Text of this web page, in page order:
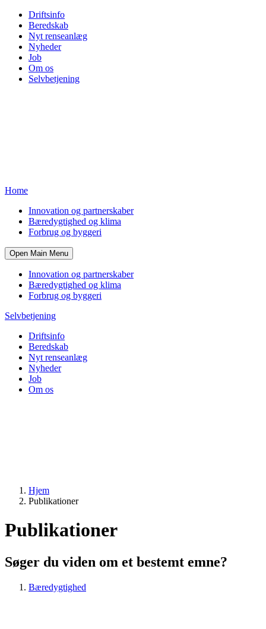
Driftsinfo
Beredskab
Nyt renseanlæg
Nyheder
Job
Om os
Selvbetjening
Home
Innovation og partnerskaber
Bæredygtighed og klima
Forbrug og byggeri
Open Main Menu
Innovation og partnerskaber
Bæredygtighed og klima
Forbrug og byggeri
Selvbetjening
Driftsinfo
Beredskab
Nyt renseanlæg
Nyheder
Job
Om os
Hjem
Publikationer
Publikationer
Søger du viden om et bestemt emne?
Bæredygtighed